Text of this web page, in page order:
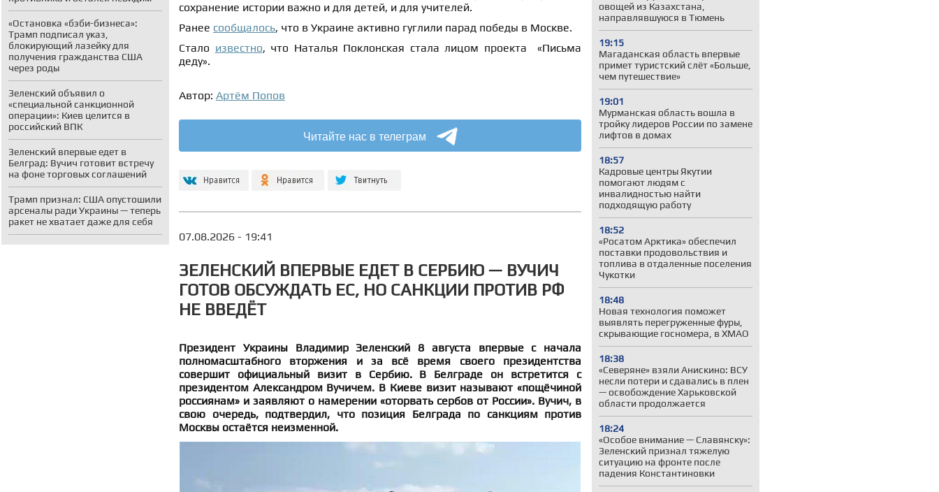
«Остановка «бэби-бизнеса»:
Трамп подписал указ,
блокирующий лазейку для
получения гражданства США
через роды
Зеленский объявил о
«специальной санкционной
операции»: Киев целится в
российский ВПК
Зеленский впервые едет в
Белград: Вучич готовит встречу
на фоне торговых соглашений
Трамп признал: США опустошили
арсеналы ради Украины — теперь
ракет не хватает даже для себя
овощей из Казахстана,
направлявшуюся в Тюмень
19:15
Магаданская область впервые
примет туристский слёт «Больше,
чем путешествие»
19:01
Мурманская область вошла в
тройку лидеров России по замене
лифтов в домах
18:57
Кадровые центры Якутии
помогают людям с
инвалидностью найти
подходящую работу
18:52
«Росатом Арктика» обеспечил
поставки продовольствия и
топлива в отдаленные поселения
Чукотки
18:48
Новая технология поможет
выявлять перегруженные фуры,
скрывающие госномера, в ХМАО
18:38
«Северяне» взяли Анискино: ВСУ
несли потери и сдавались в плен
— освобождение Харьковской
области продолжается
18:24
«Особое внимание — Славянску»:
Зеленский признал тяжелую
ситуацию на фронте после
падения Константиновки
сохранение истории важно и для детей, и для учителей.
Ранее сообщалось, что в Украине активно гуглили парад победы в Москве.
Стало известно, что Наталья Поклонская стала лицом проекта «Письма
деду».
Автор: Артём Попов
Читайте нас в телеграм
07.08.2026 - 19:41
ЗЕЛЕНСКИЙ ВПЕРВЫЕ ЕДЕТ В СЕРБИЮ — ВУЧИЧ
ГОТОВ ОБСУЖДАТЬ ЕС, НО САНКЦИИ ПРОТИВ РФ
НЕ ВВЕДЁТ
Президент Украины Владимир Зеленский 8 августа впервые с начала
полномасштабного вторжения и за всё время своего президентства
совершит официальный визит в Сербию. В Белграде он встретится с
президентом Александром Вучичем. В Киеве визит называют «пощёчиной
россиянам» и заявляют о намерении «оторвать сербов от России». Вучич, в
свою очередь, подтвердил, что позиция Белграда по санкциям против
Москвы остаётся неизменной.